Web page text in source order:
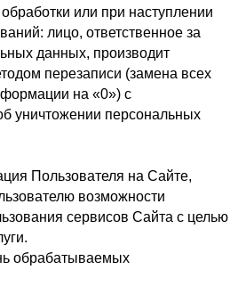
или при наступлении
лицо, ответственное за
данных, производит
перезаписи (замена всех
на «0») с
уничтожении персональных
Пользователя на Сайте,
возможности
сервисов Сайта с целью
обрабатываемых